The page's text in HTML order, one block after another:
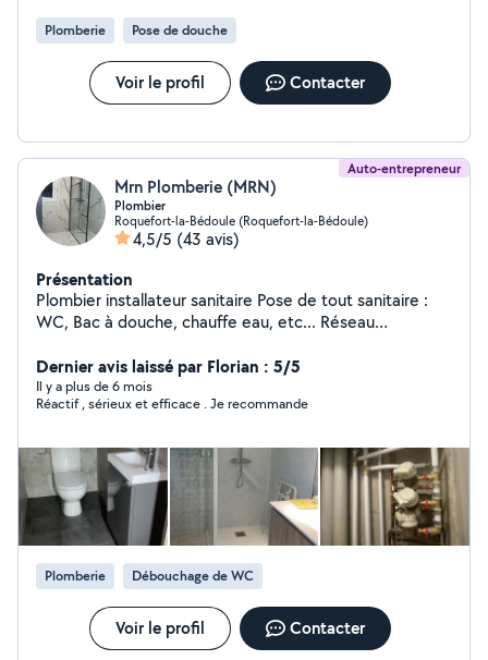
Plomberie Pose de douche
Voir le profil Contacter
Auto-entrepreneur
Mrn Plomberie (MRN)
Plombier
Roquefort-la-Bédoule (Roquefort-la-Bédoule)
4,5/5 (43 avis)
Présentation
Plombier installateur sanitaire Pose de tout sanitaire :
WC, Bac à douche, chauffe eau, etc... Réseau
carrelage avec sanitaire si besoin. Réseau d'évacuation,
vide sanitaire ... Réseau de gaz, du compteur a la
chaudière. N'hésitez pas à me contacter pour
délais. 7sur7 24h/24h Devis gratuit
Dernier avis laissé par Florian : 5/5
Il y a plus de 6 mois
Réactif , sérieux et efficace . Je recommande
Plomberie Débouchage de WC
Voir le profil Contacter